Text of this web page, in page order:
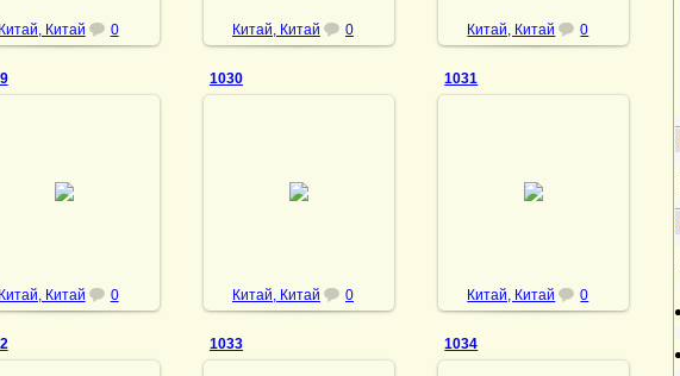
Китай, Китай 0 Китай, Китай 0 Китай, Китай 0
Китай, Китай 0
1030
Китай, Китай 0
1031
Китай, Китай 0
1033 1034